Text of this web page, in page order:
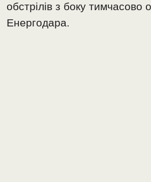
обстрілів з боку тимчасово
Енергодара.